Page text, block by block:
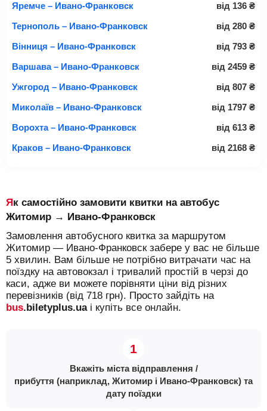
Яремче – Ивано-Франковск
від 136 ₴
Тернополь – Ивано-Франковск
від 280 ₴
Вінниця – Ивано-Франковск
від 793 ₴
Варшава – Ивано-Франковск
від 2459 ₴
Ужгород – Ивано-Франковск
від 807 ₴
Миколаїв – Ивано-Франковск
від 1797 ₴
Ворохта – Ивано-Франковск
від 613 ₴
Краков – Ивано-Франковск
від 2168 ₴
Як самостійно замовити квитки на автобус
Житомир → Ивано-Франковск
Замовлення автобусного квитка за маршрутом
Житомир — Ивано-Франковск забере у вас не більше
5 хвилин. Вам більше не потрібно витрачати час на
поїздку на автовокзал і тривалий простій в черзі до
каси, адже ви можете порівняти ціни від різних
перевізників (від 718 грн). Просто зайдіть на
bus.biletyplus.uaі купіть все онлайн.
Вкажіть міста відправлення /
прибуття (наприклад, Житомир і Ивано-Франковск) та
дату поїздки